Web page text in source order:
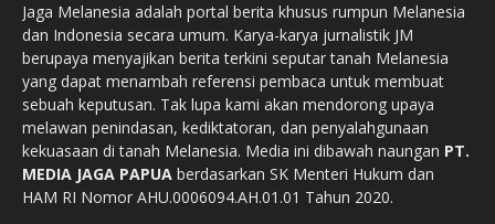
Jaga Melanesia adalah portal berita khusus rumpun Melanesia
dan Indonesia secara umum. Karya-karya jurnalistik JM
berupaya menyajikan berita terkini seputar tanah Melanesia
yang dapat menambah referensi pembaca untuk membuat
sebuah keputusan. Tak lupa kami akan mendorong upaya
melawan penindasan, kediktatoran, dan penyalahgunaan
kekuasaan di tanah Melanesia. Media ini dibawah naungan PT.
MEDIA JAGA PAPUA berdasarkan SK Menteri Hukum dan
HAM RI Nomor AHU.0006094.AH.01.01 Tahun 2020.